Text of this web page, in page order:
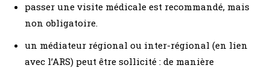
passer une visite médicale est recommandé, mais
non obligatoire.
un médiateur régional ou inter-régional (en lien
avec l’ARS) peut être sollicité : de manière